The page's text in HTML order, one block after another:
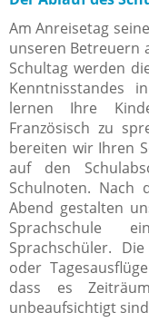
Am Anreisetag
unseren Betreuern
Schultag werden
Kenntnisstandes
lernen Ihre
Französisch zu
bereiten wir Ihren
auf den
Schulnoten. Nach
Abend gestalten
Sprachschule
Sprachschüler.
oder
dass es
unbeaufsichtigt